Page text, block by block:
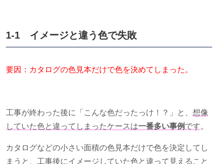
1-1 イメージと違う色で失敗
要因：カタログの色見本だけで色を決めてしまった。
工事が終わった後に「こんな色だったっけ！？」と、 想像
していた色と違ってしまったケースは一番多い事例 です。
カタログなどの小さい面積の色見本だけで色を決定してし
まうと、工事後にイメージしていた色と違って見えること